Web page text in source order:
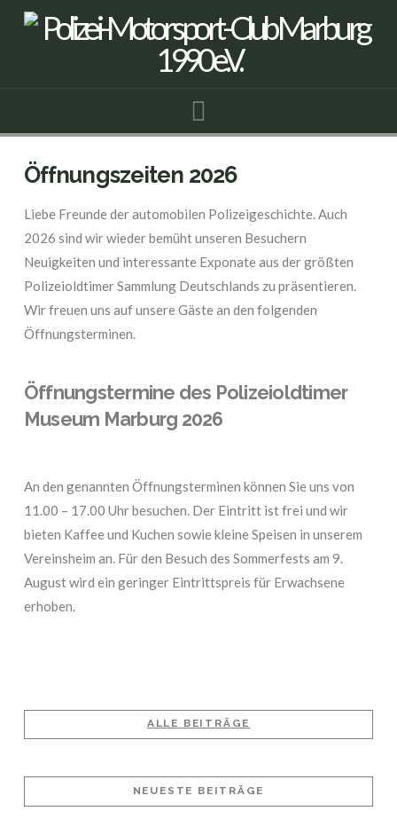
Öffnungszeiten 2026
Liebe Freunde der automobilen Polizeigeschichte. Auch
2026 sind wir wieder bemüht unseren Besuchern
Neuigkeiten und interessante Exponate aus der größten
Polizeioldtimer Sammlung Deutschlands zu präsentieren.
Wir freuen uns auf unsere Gäste an den folgenden
Öffnungsterminen.
Öffnungstermine des Polizeioldtimer
Museum Marburg 2026
An den genannten Öffnungsterminen können Sie uns von
11.00 – 17.00 Uhr besuchen. Der Eintritt ist frei und wir
bieten Kaffee und Kuchen sowie kleine Speisen in unserem
Vereinsheim an. Für den Besuch des Sommerfests am 9.
August wird ein geringer Eintrittspreis für Erwachsene
erhoben.
ALLE BEITRÄGE
NEUESTE BEITRÄGE